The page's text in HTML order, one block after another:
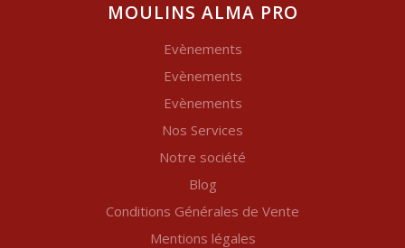
MOULINS ALMA PRO
Evènements
Evènements
Evènements
Nos Services
Notre société
Blog
Conditions Générales de Vente
Mentions légales